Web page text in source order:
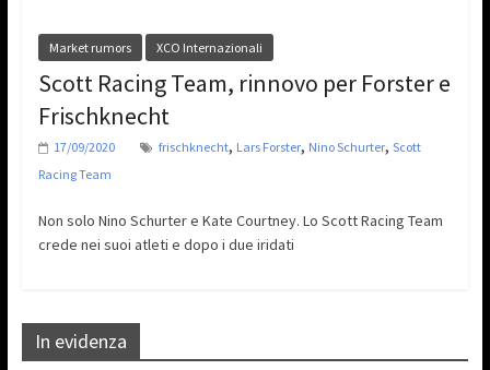
Market rumors XCO Internazionali
Scott Racing Team, rinnovo per Forster e
Frischknecht
17/09/2020 frischknecht, Lars Forster, Nino Schurter, Scott
Racing Team
Non solo Nino Schurter e Kate Courtney. Lo Scott Racing Team
crede nei suoi atleti e dopo i due iridati
In evidenza